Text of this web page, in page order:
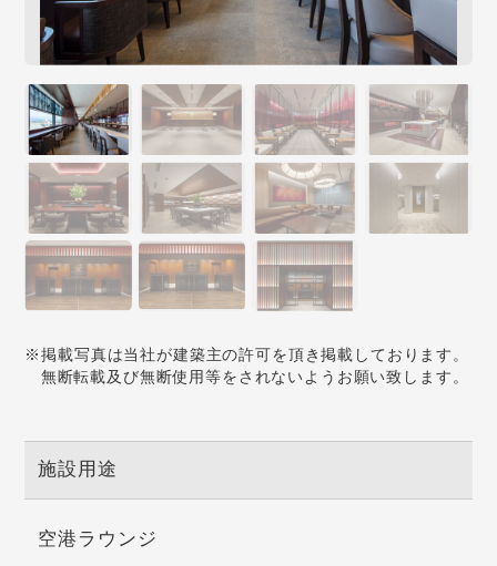
※掲載写真は当社が建築主の許可を頂き掲載しております。
無断転載及び無断使用等をされないようお願い致します。
施設用途
空港ラウンジ